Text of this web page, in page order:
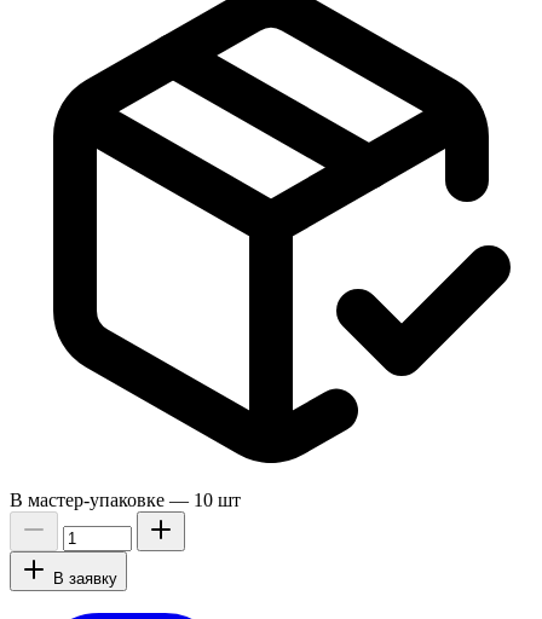
В мастер-упаковке — 10 шт
В заявку